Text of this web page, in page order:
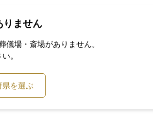
りません
儀場・斎場がありません。
。
県を選ぶ